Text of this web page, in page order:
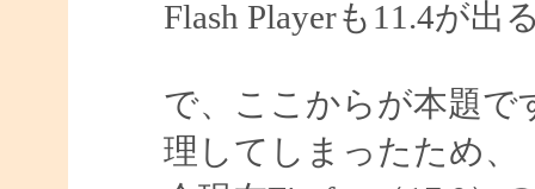
Flash Playerも11.4が
で、ここからが本題で
理してしまったため、